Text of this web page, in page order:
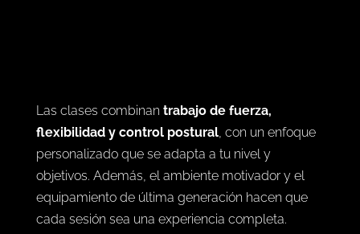
Las clases combinan trabajo de fuerza,
flexibilidad y control postural, con un enfoque
personalizado que se adapta a tu nivel y
objetivos. Además, el ambiente motivador y el